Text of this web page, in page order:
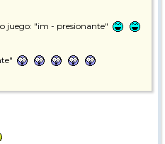
juego: "im - presionante"